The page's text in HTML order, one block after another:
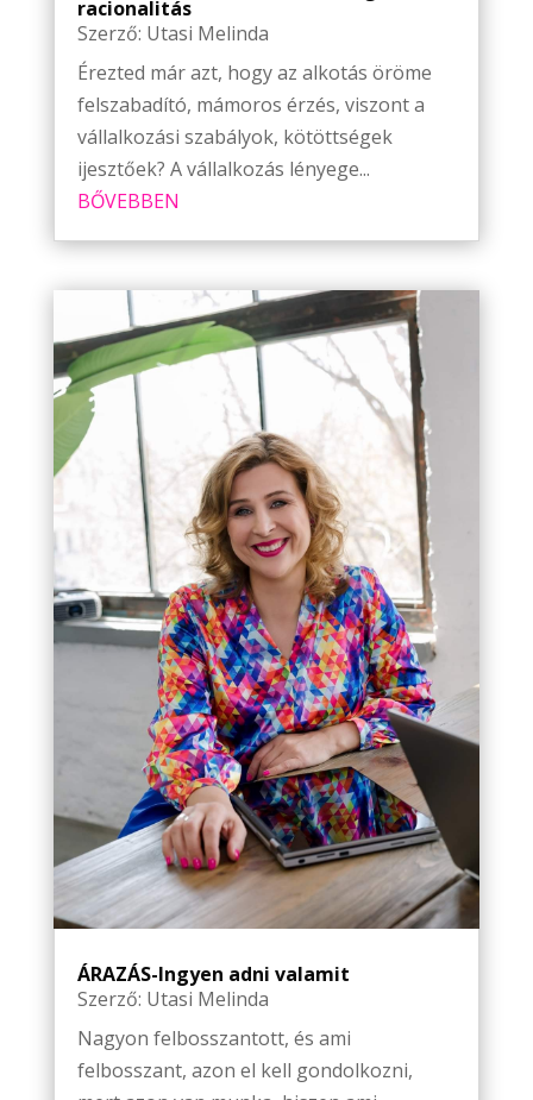
racionalitás
Szerző: Utasi Melinda
Érezted már azt, hogy az alkotás öröme
felszabadító, mámoros érzés, viszont a
vállalkozási szabályok, kötöttségek
ijesztőek? A vállalkozás lényege...
BŐVEBBEN
ÁRAZÁS-Ingyen adni valamit
Szerző: Utasi Melinda
Nagyon felbosszantott, és ami
felbosszant, azon el kell gondolkozni,